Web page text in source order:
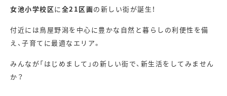
女池小学校区に全21区画の新しい街が誕生！
付近には鳥屋野潟を中心に豊かな自然と暮らしの利便性を備
え、子育てに最適なエリア。
みんなが「はじめまして」の新しい街で、新生活をしてみません
か？